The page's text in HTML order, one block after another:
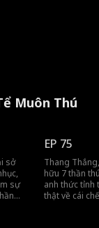
Muôn Thú
sở
sự
EP 75
Thang
hữu 7 thần
anh thức tỉnh
thật về cái